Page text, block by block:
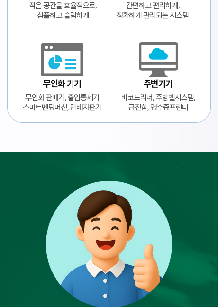
작은 공간을 효율적으로,
심플하고 슬림하게
간편하고 편리하게,
정확하게 관리되는 시스템
무인화 기기
무인화 판매기, 출입통제기
스마트벤팅머신, 담배자판기
주변기기
바코드리더, 주방벨시스템,
금전함, 영수증프린터